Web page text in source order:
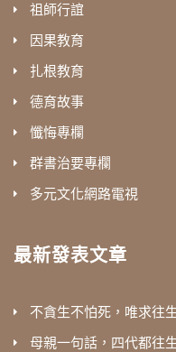
祖師行誼
因果教育
扎根教育
德育故事
懺悔專欄
群書治要專欄
多元文化網路電視
最新發表文章
不貪生不怕死，唯求往
母親一句話，四代都往